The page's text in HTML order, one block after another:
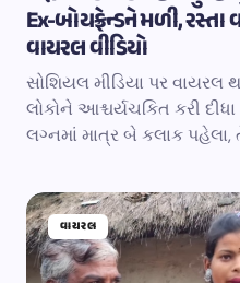
Ex-બોયફ્રેન્ડને મળી,
વાયરલ વીડિયો
સોશિયલ મીડિયા પર
લોકોને આશ્ચર્યચકિત કરી
લગ્નમાં માત્ર બે કલાક પહેલા,
વાયરલ